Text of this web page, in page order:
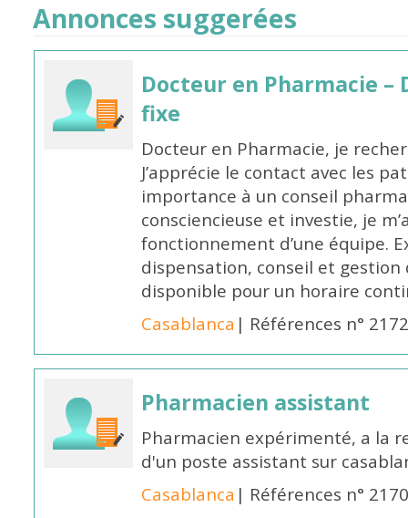
Annonces suggerées
Docteur en Pharmacie
fixe
Docteur en Pharmacie, je
J’apprécie le contact avec les
importance à un conseil
consciencieuse et investie, je
fonctionnement d’une équipe.
dispensation, conseil et gestion
disponible pour un horaire
Casablanca | Références n°
Pharmacien assistant
Pharmacien expérimenté, a la
d'un poste assistant sur
Casablanca | Références n°